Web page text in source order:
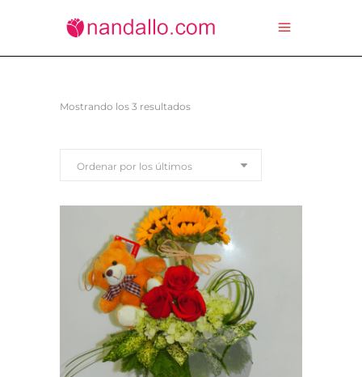
Mostrando los 3 resultadosOrdenado
últimos
Ordenar por los últimos